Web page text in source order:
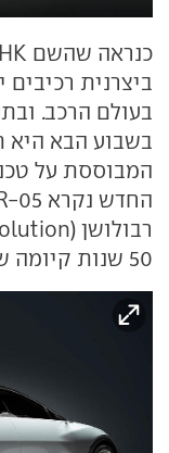
ביצרנית
בעולם הרכב.
בשבוע הבא היא
המבוססת על
50 שנות קיומה של החברה.